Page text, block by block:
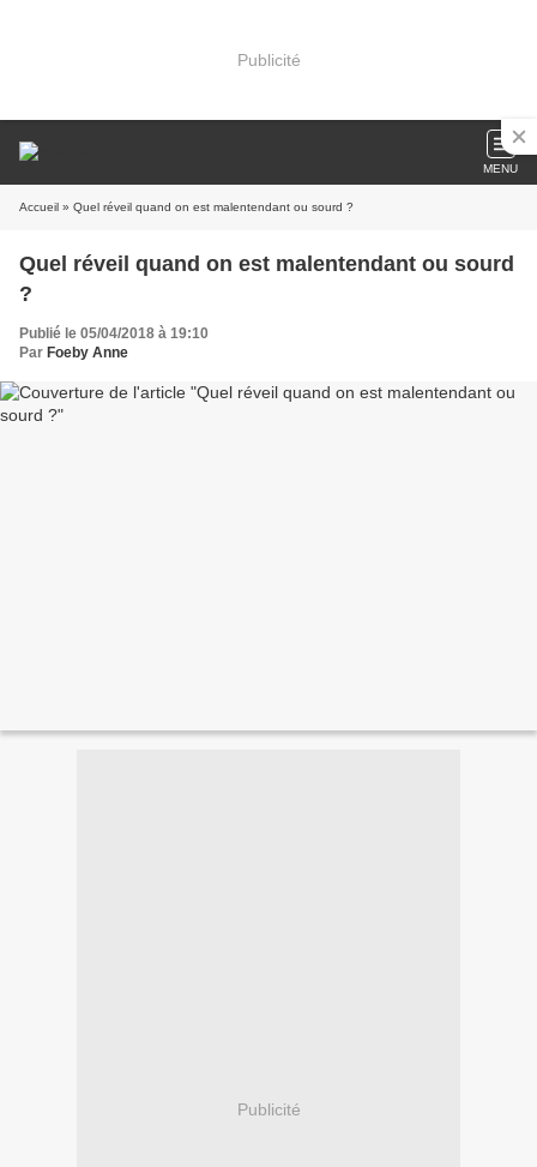
Publicité
MENU
Accueil » Quel réveil quand on est malentendant ou sourd ?
Quel réveil quand on est malentendant ou sourd
?
Publié le 05/04/2018 à 19:10
Par Foeby Anne
Publicité